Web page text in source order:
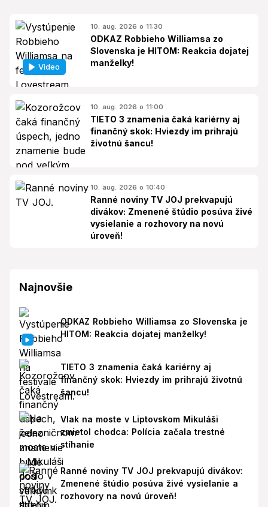
Video
10. aug. 2026 o 11:30
ODKAZ Robbieho Williamsa zo
Slovenska je HITOM: Reakcia dojatej
manželky!
10. aug. 2026 o 11:00
TIETO 3 znamenia čaká kariérny aj
finančný skok: Hviezdy im prihrajú
životnú šancu!
10. aug. 2026 o 10:40
Ranné noviny TV JOJ prekvapujú
divákov: Zmenené štúdio posúva živé
vysielanie a rozhovory na novú
úroveň!
Najnovšie
ODKAZ Robbieho Williamsa zo Slovenska je
HITOM: Reakcia dojatej manželky!
TIETO 3 znamenia čaká kariérny aj
finančný skok: Hviezdy im prihrajú životnú
šancu!
Vlak na moste v Liptovskom Mikuláši
zmietol chodca: Polícia začala trestné
stíhanie
Ranné noviny TV JOJ prekvapujú divákov:
Zmenené štúdio posúva živé vysielanie a
rozhovory na novú úroveň!